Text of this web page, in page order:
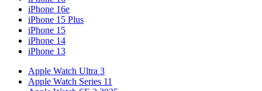
iPhone 16e
iPhone 15 Plus
iPhone 15
iPhone 14
iPhone 13
Apple Watch Ultra 3
Apple Watch Series 11